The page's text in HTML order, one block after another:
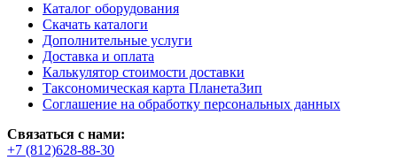
Каталог оборудования
Скачать каталоги
Дополнительные услуги
Доставка и оплата
Калькулятор стоимости доставки
Таксономическая карта ПланетаЗип
Соглашение на обработку персональных данных
Связаться с нами:
+7 (812)628-88-30